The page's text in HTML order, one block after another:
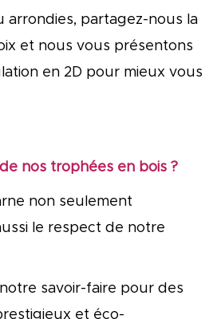
arrondies, partagez-nous la
et nous vous présentons
en 2D pour mieux vous
nos trophées en bois ?
non seulement
le respect de notre
savoir-faire pour des
et éco-